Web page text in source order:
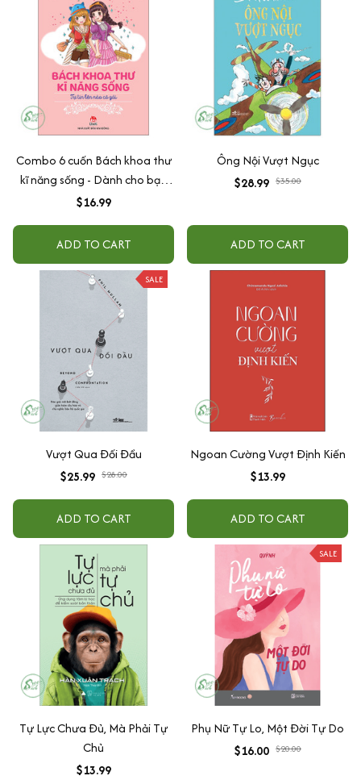
Combo 6 cuốn Bách khoa thư
kĩ năng sống - Dành cho bạn
gái - Tự tin lên nào cô gái
$16.99
ADD TO CART
Ông Nội Vượt Ngục
$28.99 $35.00
ADD TO CART
SALE
Vượt Qua Đối Đầu
$25.99 $28.00
ADD TO CART
Ngoan Cường Vượt Định Kiến
$13.99
ADD TO CART
Tự Lực Chưa Đủ, Mà Phải Tự
Chủ
$13.99
SALE
Phụ Nữ Tự Lo, Một Đời Tự Do
$16.00 $20.00